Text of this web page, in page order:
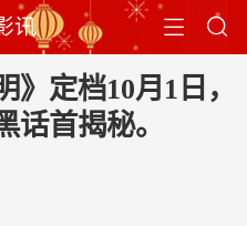
 
讯
定档10月1日，
话首揭秘。